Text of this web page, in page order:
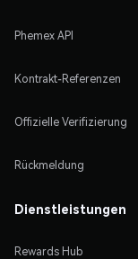
Phemex API
Kontrakt-Referenzen
Offizielle Verifizierung
Rückmeldung
Dienstleistungen
Rewards Hub